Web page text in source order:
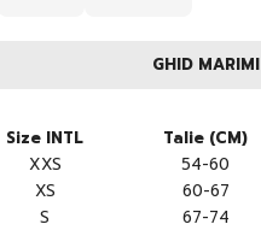
GHID MARIMI
Size INTL Talie (CM)
XXS
54-60
XS
60-67
S
67-74